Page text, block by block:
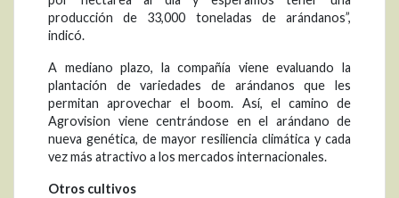
producción de 33,000 toneladas de arándanos”,
indicó.
A mediano plazo, la compañía viene evaluando la
plantación de variedades de arándanos que les
permitan aprovechar el boom. Así, el camino de
Agrovision viene centrándose en el arándano de
nueva genética, de mayor resiliencia climática y cada
vez más atractivo a los mercados internacionales.
Otros cultivos